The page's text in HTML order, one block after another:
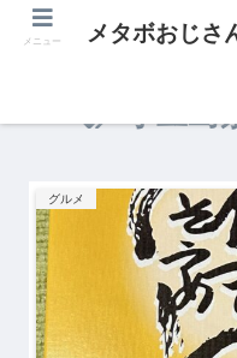
小豆島
グルメ
メニュー メタボおじさ